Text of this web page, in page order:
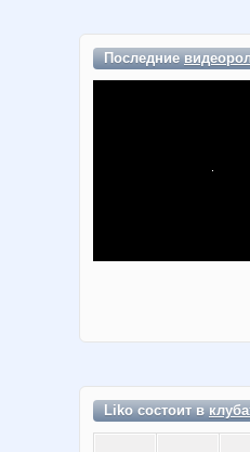
Последние
Liko состоит в